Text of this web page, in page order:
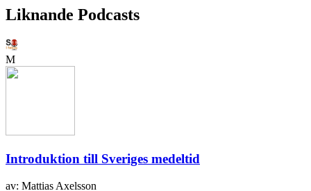
Liknande Podcasts
M
Introduktion till Sveriges medeltid
av: Mattias Axelsson